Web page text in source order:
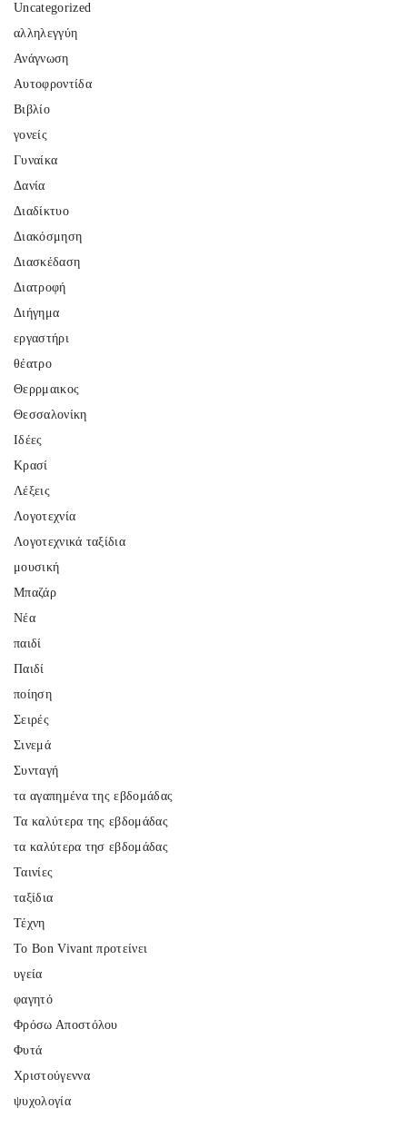
Uncategorized
αλληλεγγύη
Ανάγνωση
Αυτοφροντίδα
Βιβλίο
γονείς
Γυναίκα
Δανία
Διαδίκτυο
Διακόσμηση
Διασκέδαση
Διατροφή
Διήγημα
εργαστήρι
θέατρο
Θερρμαικος
Θεσσαλονίκη
Ιδέες
Κρασί
Λέξεις
Λογοτεχνία
Λογοτεχνικά ταξίδια
μουσική
Μπαζάρ
Νέα
παιδί
Παιδί
ποίηση
Σειρές
Σινεμά
Συνταγή
τα αγαπημένα της εβδομάδας
Τα καλύτερα της εβδομάδας
τα καλύτερα τησ εβδομάδας
Ταινίες
ταξίδια
Τέχνη
Το Bon Vivant προτείνει
υγεία
φαγητό
Φρόσω Αποστόλου
Φυτά
Χριστούγεννα
ψυχολογία